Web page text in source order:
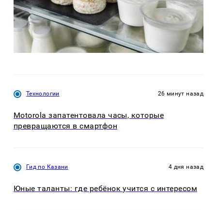
Технологии 26 минут назад
Motorola запатентовала часы, которые
превращаются в смартфон
Гид по Казани 4 дня назад
Юные таланты: где ребёнок учится с интересом